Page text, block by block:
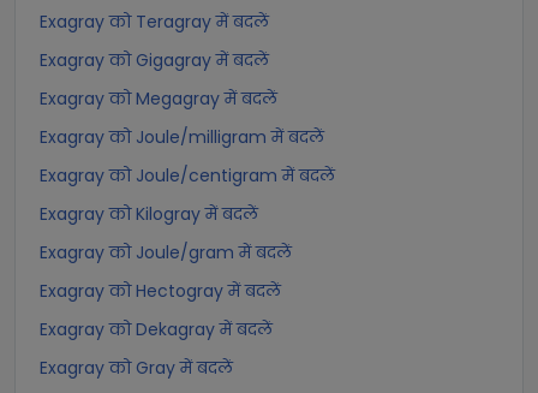
Exagray को Teragray में बदलें
Exagray को Gigagray में बदलें
Exagray को Megagray में बदलें
Exagray को Joule/milligram में बदलें
Exagray को Joule/centigram में बदलें
Exagray को Kilogray में बदलें
Exagray को Joule/gram में बदलें
Exagray को Hectogray में बदलें
Exagray को Dekagray में बदलें
Exagray को Gray में बदलें